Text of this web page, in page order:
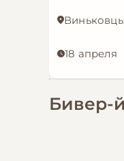
18 апреля
Бивер-